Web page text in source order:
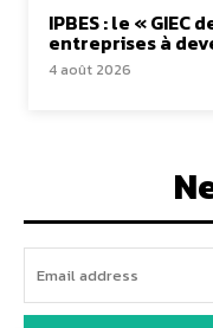
IPBES : le «
entreprises à
4 août 2026